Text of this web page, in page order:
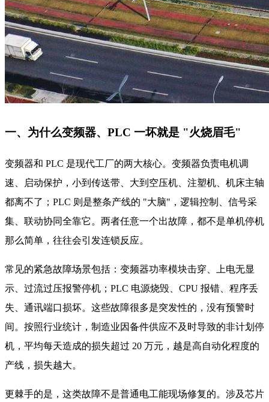
一、为什么变频器、PLC 一坏就是 "火烧眉毛"
变频器和 PLC 是现代工厂的两大核心。变频器负责电机调
速、启动保护，小到传送带、大到空压机、注塑机、机床主轴
都离不了；PLC 则是整条产线的 "大脑"，逻辑控制、信号采
集、联动协同全靠它。两者任意一个出故障，都不是单机停机
那么简单，往往会引发连锁反应。
常见的紧急故障场景包括：变频器功率模块击穿、上电无显
示、过流过压报警停机；PLC 电源烧毁、CPU 报错、程序丢
失、通讯端口损坏。这些故障很多是突发性的，没有预警时
间。按照行业统计，制造业因备件供应不及时导致的非计划停
机，平均每天造成的损失超过 20 万元，越是高自动化程度的
产线，损失越大。
更棘手的是，这类故障不是普通电工能现场修复的。涉及芯片